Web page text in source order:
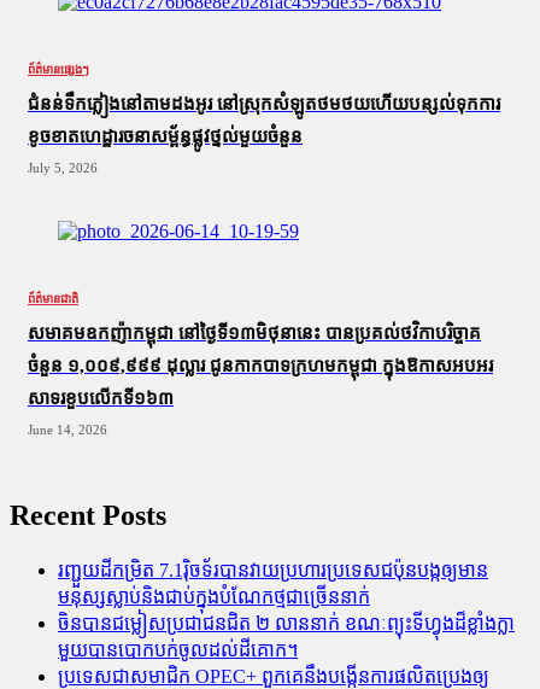
ព័ត៌មានផ្សេងៗ
ជំនន់​ទឹកភ្លៀង​នៅ​តាម​ដងអូរ​ នៅ​ស្រុក​សំឡូត​ថមថយ​ហើយ​បន្សល់​ទុក​ការ​
ខូចខាត​ហេដ្ឋារចនាសម្ព័ន្ធ​ផ្លូវថ្នល់​មួយ​ចំនួន
July 5, 2026
ព័ត៌មានជាតិ
សមាគមឧកញ៉ាកម្ពុជា នៅថ្ងៃទី១៣មិថុនានេះ បានប្រគល់ថវិកាបរិច្ចាគ
ចំនួន ១,០០៩,៩៩៩ ដុល្លារ ជូនកាកបាទក្រហមកម្ពុជា ក្នុងឱកាសអបអរ
សាទរខួបលើកទី១៦៣
June 14, 2026
Recent Posts
រញ្ជួយដីកម្រិត​ 7.1រ៉ិចទ័របានវាយប្រហារប្រទេសជប៉ុនបង្កឲ្យមាន
មនុស្សស្លាប់​និង​ជាប់ក្នុងបំណែកថ្មជាច្រើននាក់
ចិនបានជម្លៀសប្រជាជនជិត ២ លាននាក់ ខណៈព្យុះទីហ្វុងដ៏ខ្លាំងក្លា
មួយបានបោកបក់ចូលដល់ដីគោក។
ប្រទេសជាសមាជិក OPEC+​ ពួកគេនឹងបង្កើនការផលិតប្រេងឲ្យ